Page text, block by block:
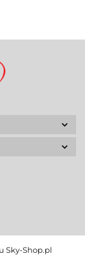
Sky-Shop.pl